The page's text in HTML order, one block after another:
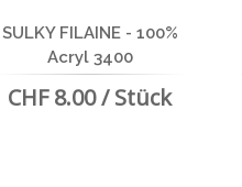
SULKY FILAINE - 100%
Acryl 3400
CHF 8.00 / Stück